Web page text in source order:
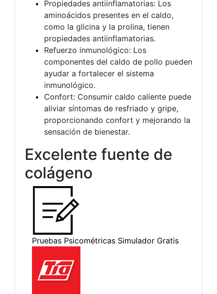
Propiedades antiinflamatorias: Los
aminoácidos presentes en el caldo,
como la glicina y la prolina, tienen
propiedades antiinflamatorias.
Refuerzo inmunológico: Los
componentes del caldo de pollo pueden
ayudar a fortalecer el sistema
inmunológico.
Confort: Consumir caldo caliente puede
aliviar síntomas de resfriado y gripe,
proporcionando confort y mejorando la
sensación de bienestar.
Excelente fuente de
colágeno